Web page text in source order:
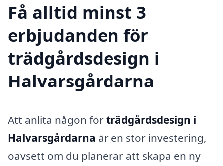
Få alltid minst 3
erbjudanden för
trädgårdsdesign i
Halvarsgårdarna
Att anlita någon förträdgårdsdesign i
Halvarsgårdarna är en stor investering,
oavsett om du planerar att skapa en ny